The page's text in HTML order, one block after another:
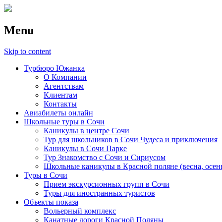
Menu
Skip to content
Турбюро Южанка
О Компании
Агентствам
Клиентам
Контакты
Авиабилеты онлайн
Школьные туры в Сочи
Каникулы в центре Сочи
Тур для школьников в Сочи Чудеса и приключения
Каникулы в Сочи Парке
Тур Знакомство с Сочи и Сириусом
Школьные каникулы в Красной поляне (весна,
Туры в Сочи
Прием экскурсионных групп в Сочи
Туры для иностранных туристов
Объекты показа
Вольерный комплекс
Канатные дороги Красной Поляны